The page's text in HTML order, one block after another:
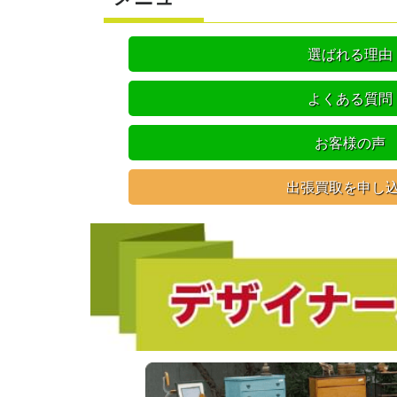
選ばれる理由
よくある質問
お客様の声
出張買取を申し